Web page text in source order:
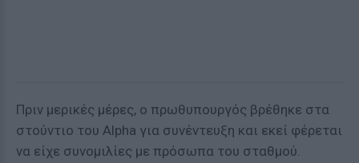
Πριν μερικές μέρες, ο πρωθυπουργός βρέθηκε στα
στούντιο του Alpha για συνέντευξη και εκεί φέρεται
να είχε συνομιλίες με πρόσωπα του σταθμού.